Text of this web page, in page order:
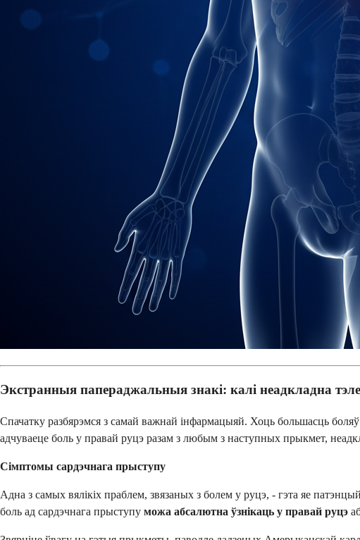
Экстранныя папераджальныя знакі: калі неадкладна
Спачатку разбярэмся з самай важнай інфармацыяй. Хоць большасць
адчуваеце боль у правай руцэ разам з любым з наступных прыкмет,
Сімптомы сардэчнага прыступу
Адна з самых вялікіх праблем, звязаных з болем у руцэ, - гэта яе
боль ад сардэчнага прыступу можа абсалютна ўзнікаць у правай руцэ